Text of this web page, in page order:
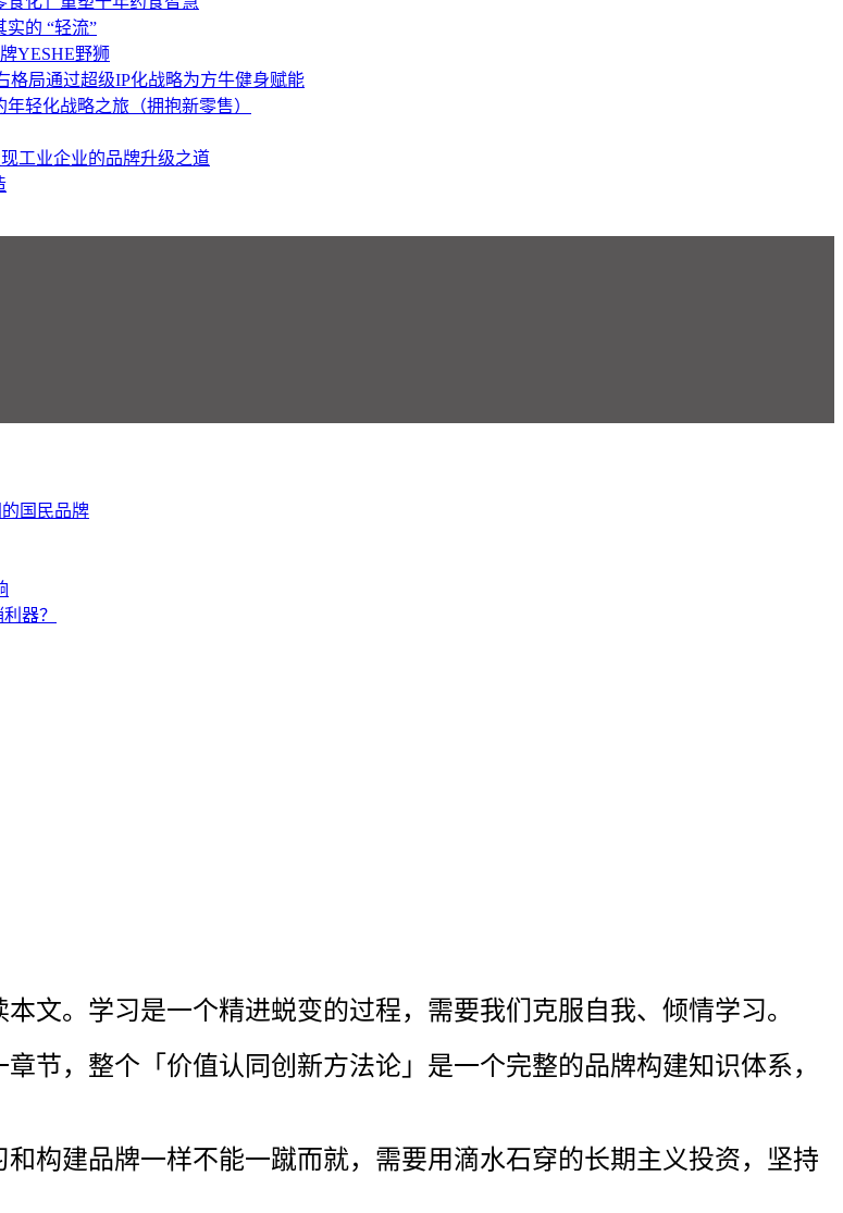
的 “轻流”
YESHE野狮
格局通过超级IP化战略为方牛健身赋能
轻化战略之旅（拥抱新零售）
工业企业的品牌升级之道
文。学习是一个精进蜕变的过程，需要我们克服自我、倾情学习。
节，整个「价值认同创新方法论」是一个完整的品牌构建知识体系，
构建品牌一样不能一蹴而就，需要用滴水石穿的长期主义投资，坚持